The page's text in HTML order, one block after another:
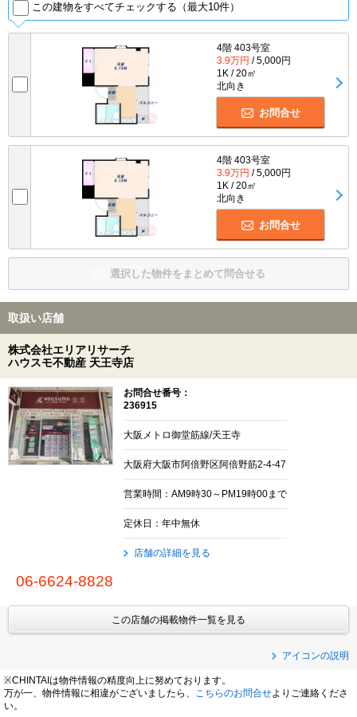
この建物をすべてチェックする（最大10件）
4階 403号室
3.9万円 / 5,000円
1K / 20㎡
北向き
お問合せ
4階 403号室
3.9万円 / 5,000円
1K / 20㎡
北向き
お問合せ
選択した物件をまとめて問合せる
取扱い店舗
株式会社エリアリサーチ
ハウスモ不動産 天王寺店
お問合せ番号：
236915
大阪メトロ御堂筋線/天王寺
大阪府大阪市阿倍野区阿倍野筋2-4-47
営業時間：AM9時30～PM19時00まで
定休日：年中無休
店舗の詳細を見る
06-6624-8828
この店舗の掲載物件一覧を見る
アイコンの説明
※CHINTAIは物件情報の精度向上に努めております。
万が一、物件情報に相違がございましたら、
こちらのお問合せよりご連絡くださ
い。